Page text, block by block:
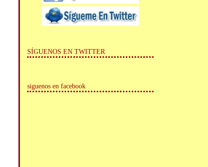
SÍGUENOS EN TWITTER
siguenos en facebook